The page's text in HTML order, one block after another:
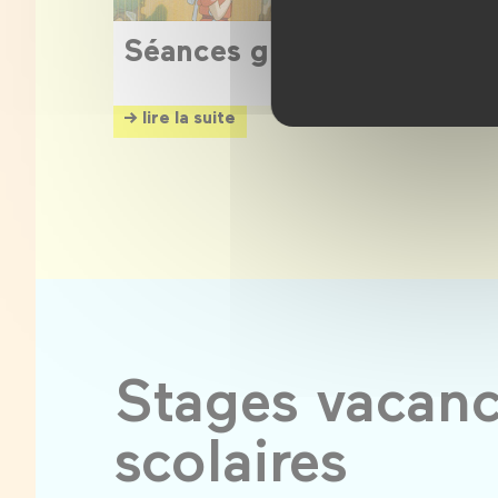
Séances gratuites
→ lire la suite
Stages
scolaires